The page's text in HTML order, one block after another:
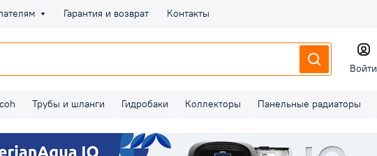
Гарантия и возврат Контакты
Войти
Трубы и шланги Гидробаки Коллекторы Панельные радиаторы